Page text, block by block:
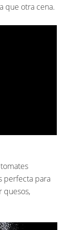
que otra cena.
perfecta para
quesos,